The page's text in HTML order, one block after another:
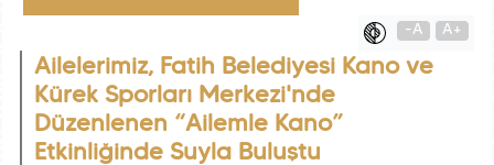
-A A+
Ailelerimiz, Fatih Belediyesi Kano ve
Kürek Sporları Merkezi'nde
Düzenlenen “Ailemle Kano”
Etkinliğinde Suyla Buluştu